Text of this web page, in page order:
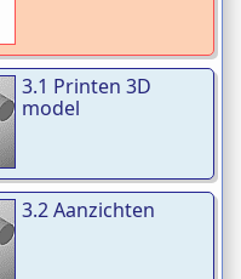
3.1 Printen 3D
model
3.2 Aanzichten